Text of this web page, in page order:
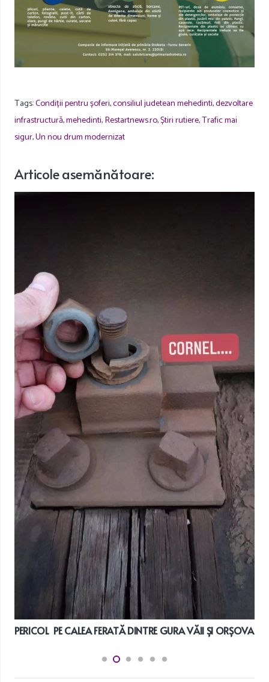
Tags:Condiții pentru șoferi,consiliul judetean mehedinti,dezvoltare
infrastructură,mehedinti,Restartnews.ro,Știri rutiere,Trafic mai
sigur,Un nou drum modernizat
Articoleasemănătoare:
PERICOL PE CALEA FERATĂ DINTRE GURA VĂII ȘI ORȘOVA